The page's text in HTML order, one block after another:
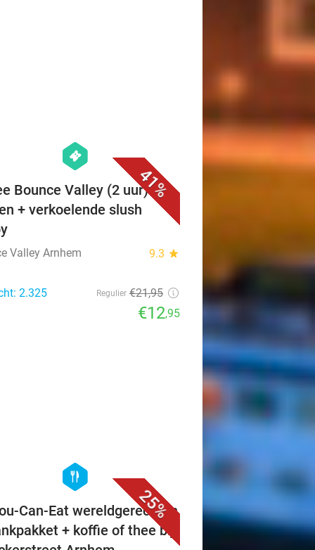
41%
hexagon
events
Bounce Valley (2 uur) +
+ verkoelende slush
Valley Arnhem 9.3 star
2.325
Regulier €21,95
€12,95
25%
hexagon
food
Can-Eat wereldgerechten
+ koffie of thee bij